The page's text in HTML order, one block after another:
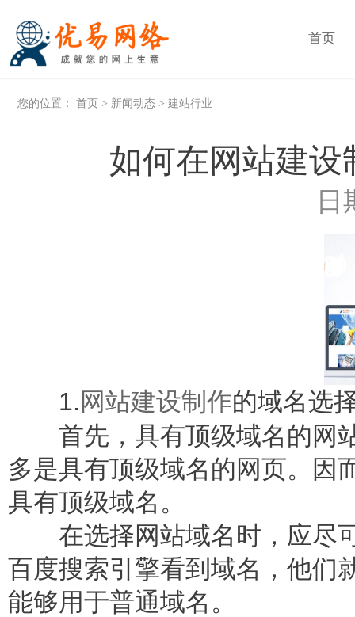
首页
您的位置： 首页 > 新闻动态 > 建站行业
如何在网站建
1. 网站建设制作的域名选
首先，具有顶级域名的网
多是具有顶级域名的网页。因
具有顶级域名。
在选择网站域名时，应尽可
百度搜索引擎看到域名，他们
能够用于普通域名。